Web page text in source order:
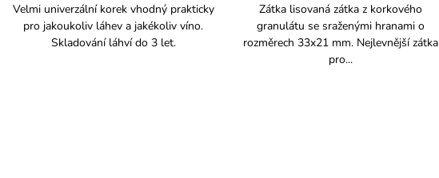
Velmi univerzální korek vhodný prakticky
pro jakoukoliv láhev a jakékoliv víno.
Skladování láhví do 3 let.
Zátka lisovaná zátka z korkového
granulátu se sraženými hranami o
rozměrech 33x21 mm. Nejlevnější zátka
pro...